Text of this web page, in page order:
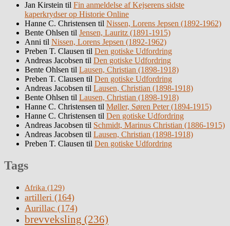
Jan Kirstein til Fin anmeldelse af Kejserens sidste
kaperkrydser op Historie Online
Hanne C. Christensen til Nissen, Lorens Jepsen (1892-1962)
Bente Ohlsen til Jensen, Lauritz (1891-1915)
Anni til Nissen, Lorens Jepsen (1892-1962)
Preben T. Clausen til Den gotiske Udfordring
Andreas Jacobsen til Den gotiske Udfordring
Bente Ohlsen til Lausen, Christian (1898-1918)
Preben T. Clausen til Den gotiske Udfordring
Andreas Jacobsen til Lausen, Christian (1898-1918)
Bente Ohlsen til Lausen, Christian (1898-1918)
Hanne C. Christensen til Møller, Søren Peter (1894-1915)
Hanne C. Christensen til Den gotiske Udfordring
Andreas Jacobsen til Schmidt, Marinus Christian (1886-1915)
Andreas Jacobsen til Lausen, Christian (1898-1918)
Preben T. Clausen til Den gotiske Udfordring
Tags
Afrika (129)
artilleri (164)
Aurillac (174)
brevveksling (236)